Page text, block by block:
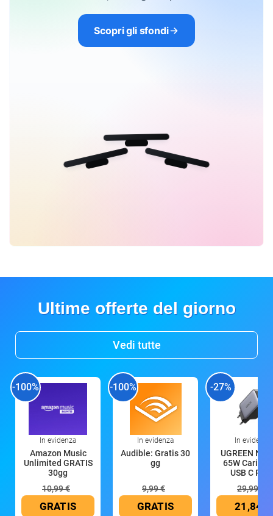
Scopri gli sfondi
Ultime offerte del giorno
Vedi tutte
-100%
In evidenza
Amazon Music
Unlimited GRATIS
30gg
10,99 €
GRATIS
-100%
In evidenza
Audible: Gratis 30
gg
9,99 €
GRATIS
-27%
In evidenza
UGREEN
65W
USB C
29,99 €
21,84 €